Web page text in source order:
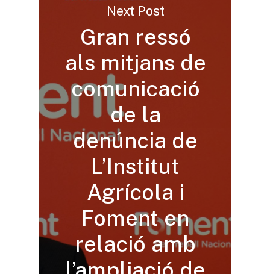
Next Post
Gran ressó
als mitjans de
comunicació
de la
denúncia de
L’Institut
Agrícola i
Foment en
relació amb